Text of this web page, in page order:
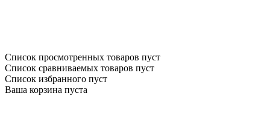
Список просмотренных товаров пуст
Список сравниваемых товаров пуст
Список избранного пуст
Ваша корзина пуста